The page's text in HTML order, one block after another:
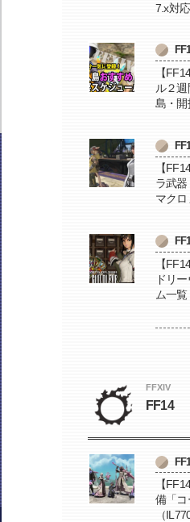
7.x対
【
ル２
島・開
【
ラ武
マク
【
ドリ
ム一覧
FFXIV
FF14
【
備「コ
（